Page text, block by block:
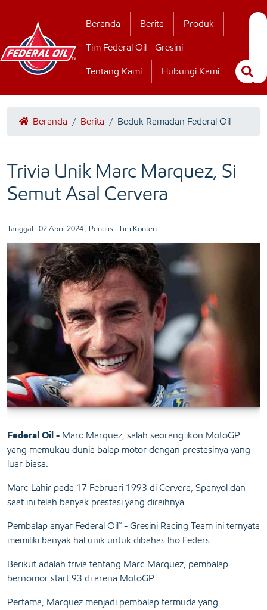
Hubungi Kamii
Beranda Berita Produk
Tim Federal Oil - Gresini
Tentang Kami Hubungi Kami
Beranda / Berita / Beduk Ramadan Federal Oil
Trivia Unik Marc Marquez, Si
Semut Asal Cervera
Tanggal : 02 April 2024 , Penulis : Tim Konten
Federal Oil - Marc Marquez, salah seorang ikon MotoGP
yang memukau dunia balap motor dengan prestasinya yang
luar biasa.
Marc Lahir pada 17 Februari 1993 di Cervera, Spanyol dan
saat ini telah banyak prestasi yang diraihnya.
Pembalap anyar Federal Oil™ - Gresini Racing Team ini ternyata
memiliki banyak hal unik untuk dibahas lho Feders.
Berikut adalah trivia tentang Marc Marquez, pembalap
bernomor start 93 di arena MotoGP.
Pertama, Marquez menjadi pembalap termuda yang